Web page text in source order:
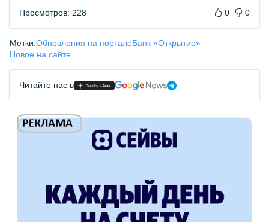
Просмотров: 228 0 0
Метки:Обновления на порталеБанк «Открытие»
Новое на сайте
Читайте нас в